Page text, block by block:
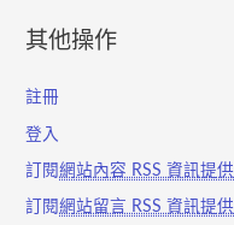
其他操作
註冊
登入
訂閱網站內容 RSS 資訊提供
訂閱網站留言 RSS 資訊提供